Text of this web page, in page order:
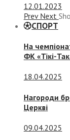
12.01.2023
Prev Next
СПОРТ
На
ФК «Тікі-
18.04.2025
Нагороди
Церкві
09.04.2025